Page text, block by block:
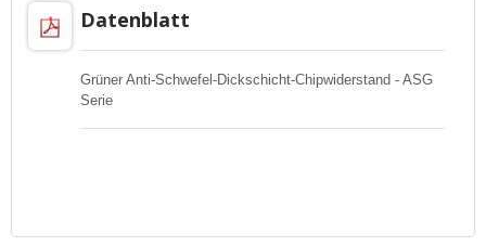
Datenblatt
Grüner Anti-Schwefel-Dickschicht-Chipwiderstand - ASG
Serie